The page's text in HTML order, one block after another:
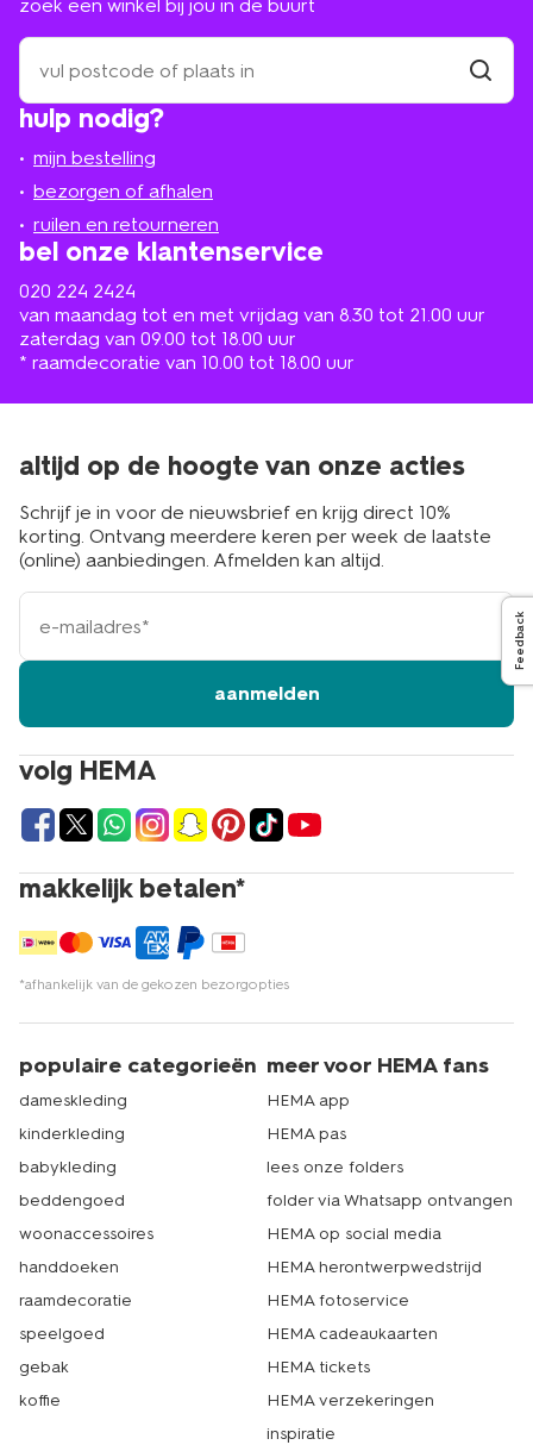
hulp nodig?
mijn bestelling
bezorgen of afhalen
ruilen en retourneren
bel onze klantenservice
020 224 2424
van maandag tot en met vrijdag van 8.30 tot 21.00 uur
zaterdag van 09.00 tot 18.00 uur
* raamdecoratie van 10.00 tot 18.00 uur
zoek een winkel bij jou in de buurt
zoek
een
winkel
bij
in
de
buurt
volg HEMA
makkelijk betalen*
*afhankelijk van de gekozen bezorgopties
altijd op de hoogte van onze acties
Schrijf je in voor de nieuwsbrief en krijg direct 10%
korting. Ontvang meerdere keren per week de laatste
(online) aanbiedingen. Afmelden kan altijd.
e-
mailadres
aanmelden
populaire categorieën
dameskleding
kinderkleding
babykleding
beddengoed
woonaccessoires
handdoeken
raamdecoratie
speelgoed
gebak
koffie
meer voor HEMA fans
HEMA app
HEMA pas
lees onze folders
folder via Whatsapp ontvangen
HEMA op social media
HEMA herontwerpwedstrijd
HEMA fotoservice
HEMA cadeaukaarten
HEMA tickets
HEMA verzekeringen
inspiratie
Feedback